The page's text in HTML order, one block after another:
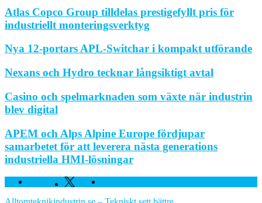
Atlas Copco Group tilldelas prestigefyllt pris för
industriellt monteringsverktyg
Nya 12-portars APL-Switchar i kompakt utförande
Nexans och Hydro tecknar långsiktigt avtal
Casino och spelmarknaden som växte när industrin
blev digital
APEM och Alps Alpine Europe fördjupar
samarbetet för att leverera nästa generations
industriella HMI-lösningar
Facebook Twitter